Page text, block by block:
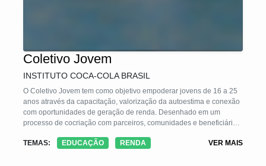
Coletivo Jovem
INSTITUTO COCA-COLA BRASIL
O Coletivo Jovem tem como objetivo empoderar jovens de 16 a 25
anos através da capacitação, valorização da autoestima e conexão
com oportunidades de geração de renda. Desenhado em um
processo de cocriação com parceiros, comunidades e beneficiários,
os jovens que tenham outros objetivos, como empreender e
TEMAS: EDUCAÇÃO RENDA VER MAIS